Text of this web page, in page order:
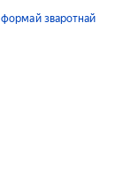
формай зваротнай